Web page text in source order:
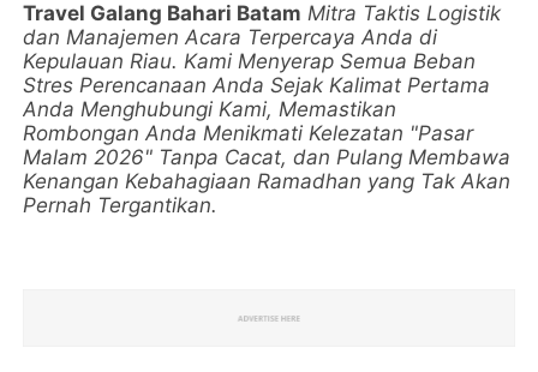
Travel Galang Bahari Batam Mitra Taktis Logistik
dan Manajemen Acara Terpercaya Anda di
Kepulauan Riau. Kami Menyerap Semua Beban
Stres Perencanaan Anda Sejak Kalimat Pertama
Anda Menghubungi Kami, Memastikan
Rombongan Anda Menikmati Kelezatan "Pasar
Malam 2026" Tanpa Cacat, dan Pulang Membawa
Kenangan Kebahagiaan Ramadhan yang Tak Akan
Pernah Tergantikan.